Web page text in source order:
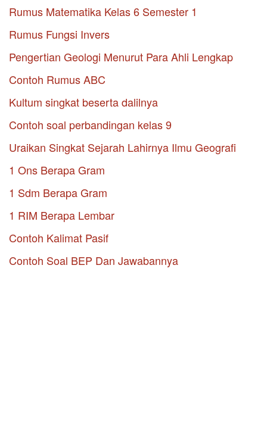
Rumus Matematika Kelas 6 Semester 1
Rumus Fungsi Invers
Pengertian Geologi Menurut Para Ahli Lengkap
Contoh Rumus ABC
Kultum singkat beserta dalilnya
Contoh soal perbandingan kelas 9
Uraikan Singkat Sejarah Lahirnya Ilmu Geografi
1 Ons Berapa Gram
1 Sdm Berapa Gram
1 RIM Berapa Lembar
Contoh Kalimat Pasif
Contoh Soal BEP Dan Jawabannya